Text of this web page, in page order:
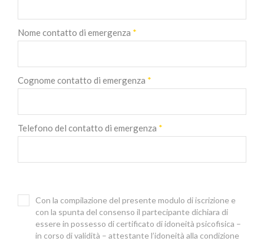
Nome contatto di emergenza *
Cognome contatto di emergenza *
Telefono del contatto di emergenza *
Con la compilazione del presente modulo di iscrizione e
con la spunta del consenso il partecipante dichiara di
essere in possesso di certificato di idoneità psicofisica –
in corso di validità – attestante l’idoneità alla condizione